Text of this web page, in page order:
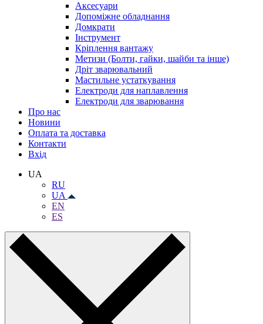
Аксесуари
Допоміжне обладнання
Домкрати
Інструмент
Кріплення вантажу
Метизи (Болти, гайки, шайби та інше)
Дріт зварювальний
Мастильне устаткування
Електроди для наплавлення
Електроди для зварювання
Про нас
Новини
Оплата та доставка
Контакти
Вхiд
UA
RU
UA
EN
ES